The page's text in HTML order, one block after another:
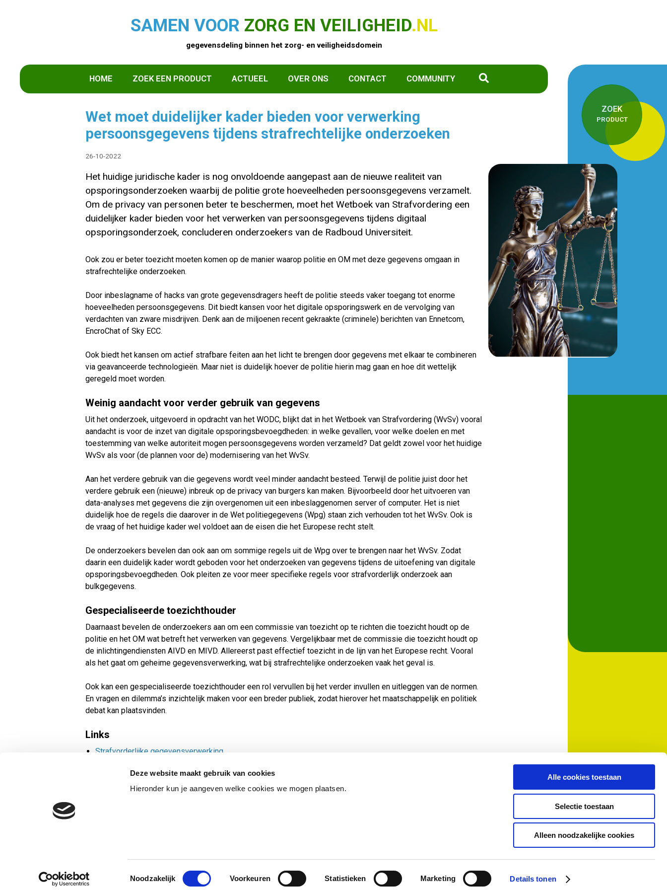
Deze website maakt gebruik van cookies
Hieronder kun je aangeven welke cookies we mogen plaatsen.
Toestemmingsselectie
Noodzakelijk Voorkeuren Statistieken Marketing Details tonen
Alle cookies toestaan
Selectie toestaan
Alleen noodzakelijke cookies
SAMEN VOOR ZORG EN VEILIGHEID.NL
gegevensdeling binnen het zorg- en veiligheidsdomein
HOME ZOEK EEN PRODUCT ACTUEEL OVER ONS CONTACT COMMUNITY
Wet moet duidelijker kader bieden voor verwerking
persoonsgegevens tijdens strafrechtelijke onderzoeken
26-10-2022
Het huidige juridische kader is nog onvoldoende aangepast aan de nieuwe realiteit van
opsporingsonderzoeken waarbij de politie grote hoeveelheden persoonsgegevens verzamelt.
Om de privacy van personen beter te beschermen, moet het Wetboek van Strafvordering een
duidelijker kader bieden voor het verwerken van persoonsgegevens tijdens digitaal
opsporingsonderzoek, concluderen onderzoekers van de Radboud Universiteit.
Ook zou er beter toezicht moeten komen op de manier waarop politie en OM met deze gegevens omgaan in
strafrechtelijke onderzoeken.
Door inbeslagname of hacks van grote gegevensdragers heeft de politie steeds vaker toegang tot enorme
hoeveelheden persoonsgegevens. Dit biedt kansen voor het digitale opsporingswerk en de vervolging van
verdachten van zware misdrijven. Denk aan de miljoenen recent gekraakte (criminele) berichten van Ennetcom,
EncroChat of Sky ECC.
Ook biedt het kansen om actief strafbare feiten aan het licht te brengen door gegevens met elkaar te combineren
via geavanceerde technologieën. Maar niet is duidelijk hoever de politie hierin mag gaan en hoe dit wettelijk
geregeld moet worden.
Weinig aandacht voor verder gebruik van gegevens
Uit het onderzoek, uitgevoerd in opdracht van het WODC, blijkt dat in het Wetboek van Strafvordering (WvSv) vooral
aandacht is voor de inzet van digitale opsporingsbevoegdheden: in welke gevallen, voor welke doelen en met
toestemming van welke autoriteit mogen persoonsgegevens worden verzameld? Dat geldt zowel voor het huidige
WvSv als voor (de plannen voor de) modernisering van het WvSv.
Aan het verdere gebruik van die gegevens wordt veel minder aandacht besteed. Terwijl de politie juist door het
verdere gebruik een (nieuwe) inbreuk op de privacy van burgers kan maken. Bijvoorbeeld door het uitvoeren van
data-analyses met gegevens die zijn overgenomen uit een inbeslaggenomen server of computer. Het is niet
duidelijk hoe de regels die daarover in de Wet politiegegevens (Wpg) staan zich verhouden tot het WvSv. Ook is
de vraag of het huidige kader wel voldoet aan de eisen die het Europese recht stelt.
De onderzoekers bevelen dan ook aan om sommige regels uit de Wpg over te brengen naar het WvSv. Zodat
daarin een duidelijk kader wordt geboden voor het onderzoeken van gegevens tijdens de uitoefening van digitale
opsporingsbevoegdheden. Ook pleiten ze voor meer specifieke regels voor strafvorderlijk onderzoek aan
bulkgegevens.
Gespecialiseerde toezichthouder
Daarnaast bevelen de onderzoekers aan om een commissie van toezicht op te richten die toezicht houdt op de
politie en het OM wat betreft het verwerken van gegevens. Vergelijkbaar met de commissie die toezicht houdt op
de inlichtingendiensten AIVD en MIVD. Allereerst past effectief toezicht in de lijn van het Europese recht. Vooral
als het gaat om geheime gegevensverwerking, wat bij strafrechtelijke onderzoeken vaak het geval is.
Ook kan een gespecialiseerde toezichthouder een rol vervullen bij het verder invullen en uitleggen van de normen.
En vragen en dilemma’s inzichtelijk maken voor een breder publiek, zodat hierover het maatschappelijk en politiek
debat kan plaatsvinden.
Links
Strafvorderlijke gegevensverwerking
ZOEK
PRODUCT